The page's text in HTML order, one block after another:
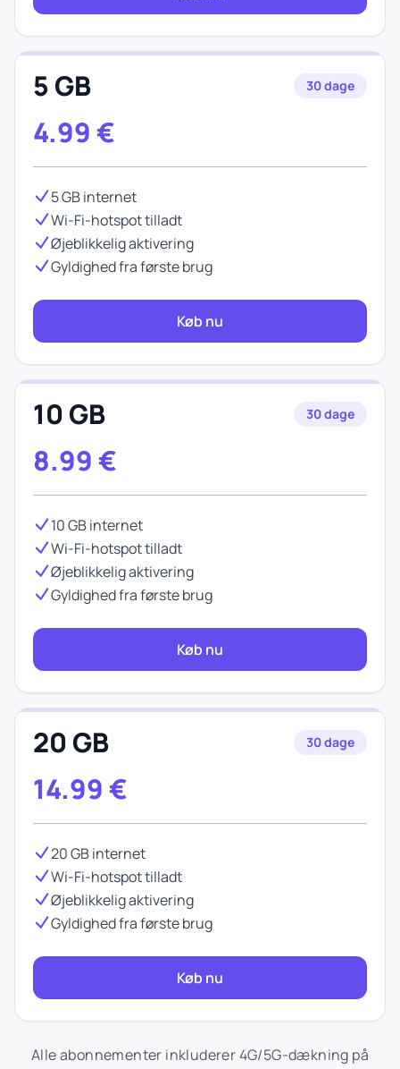
5 GB 30 dage
4.99 €
5 GB internet
Wi-Fi-hotspot tilladt
Øjeblikkelig aktivering
Gyldighed fra første brug
Køb nu
10 GB 30 dage
8.99 €
10 GB internet
Wi-Fi-hotspot tilladt
Øjeblikkelig aktivering
Gyldighed fra første brug
Køb nu
20 GB 30 dage
14.99 €
20 GB internet
Wi-Fi-hotspot tilladt
Øjeblikkelig aktivering
Gyldighed fra første brug
Køb nu
Alle abonnementer inkluderer 4G/5G-dækning på